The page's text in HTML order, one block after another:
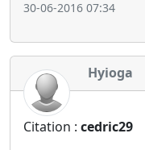
30-06-2016 07:34
Hyioga
Citation : cedric29